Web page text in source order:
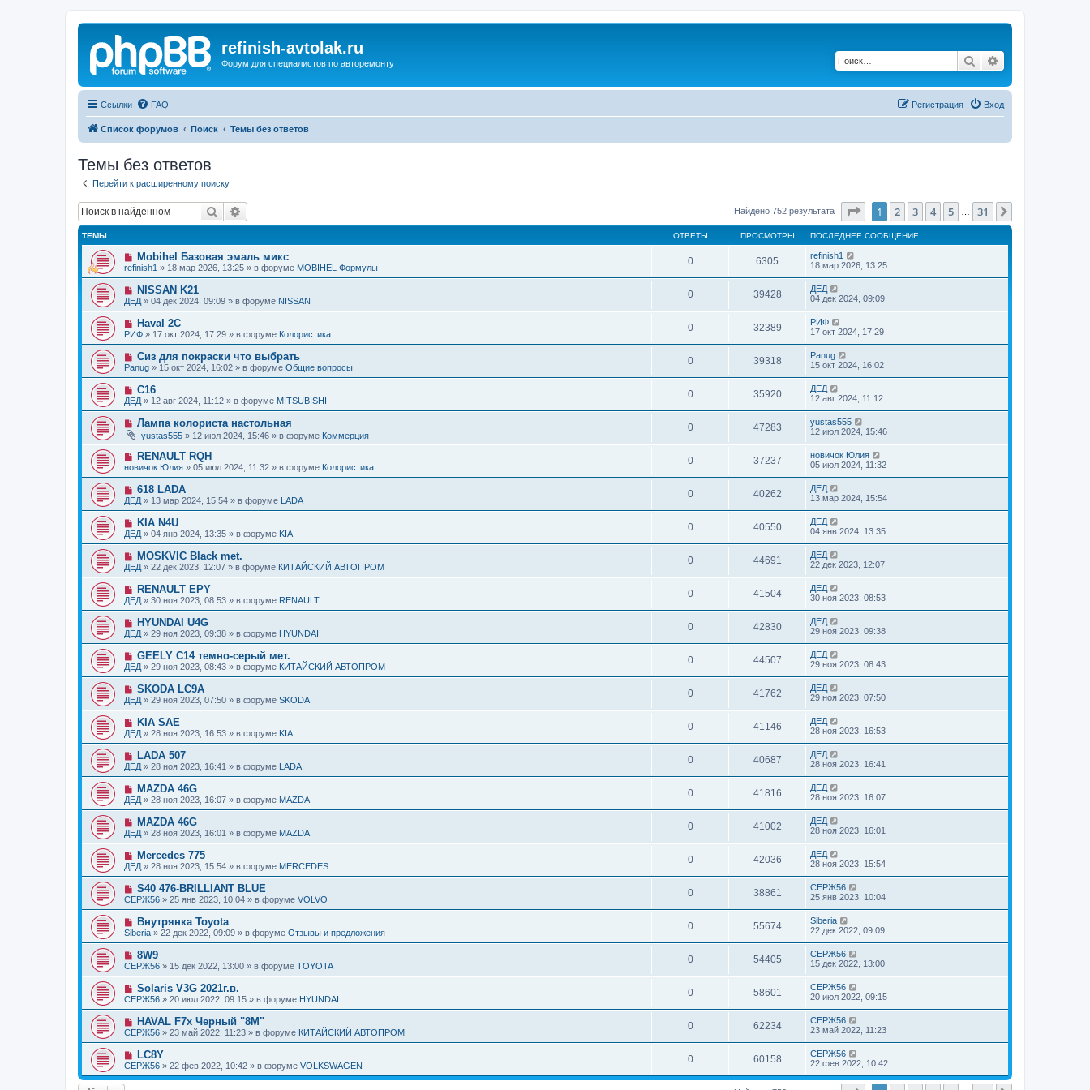
refinish-avtolak.ru
Форум для специалистов по авторемонту Поиск
Ссылки FAQ Вход
Регистрация
Список форумов Поиск Темы без ответов
Темы без ответов
Перейти к расширенному поиску
Поиск Найдено 752 результата Страница1 из 31
1 2 3 4 5 31
ТЕМЫ ОТВЕТЫ ПРОСМОТРЫ ПОСЛЕДНЕЕ СООБЩЕНИЕ
Н
о
в
о
е
с
о
б
щ
е
н
и
е
Mobihel Базовая эмаль микс
refinish1 » 18 мар 2026, 13:25 » в форуме MOBIHEL Формулы
0 6305
refinish1
18 мар 2026, 13:25
Н
о
в
о
е
с
о
о
б
щ
е
н
и
е
NISSAN K21
ДЕД » 04 дек 2024, 09:09 » в форуме NISSAN
0 39428
ДЕД
04 дек 2024, 09:09
Н
о
в
е
с
о
о
б
щ
е
н
и
е
Haval 2C
РИФ » 17 окт 2024, 17:29 » в форуме Колористика
0 32389
РИФ
17 окт 2024, 17:29
Н
о
в
е
с
о
о
б
щ
е
н
и
е
Сиз для покраски что выбрать
Panug » 15 окт 2024, 16:02 » в форуме Общие вопросы
0 39318
Panug
15 окт 2024, 16:02
Н
о
в
е
с
о
б
щ
е
н
и
е
C16
ДЕД » 12 авг 2024, 11:12 » в форуме MITSUBISHI
0 35920
ДЕД
12 авг 2024, 11:12
Н
в
о
е
с
о
о
б
щ
е
н
и
е
Лампа колориста настольная
yustas555 » 12 июл 2024, 15:46 » в форуме Коммерция
0 47283
yustas555
12 июл 2024, 15:46
Н
о
в
е
с
о
б
щ
е
н
и
е
RENAULT RQH
новичок Юлия » 05 июл 2024, 11:32 » в форуме Колористика
0 37237
новичок Юлия
05 июл 2024, 11:32
Н
о
в
о
е
с
о
б
щ
е
н
и
е
618 LADA
ДЕД » 13 мар 2024, 15:54 » в форуме LADA
0 40262
ДЕД
13 мар 2024, 15:54
Н
о
в
о
е
с
о
б
щ
е
н
и
е
KIA N4U
ДЕД » 04 янв 2024, 13:35 » в форуме KIA
0 40550
ДЕД
04 янв 2024, 13:35
Н
о
в
о
е
с
о
б
щ
е
н
и
е
MOSKVIC Black met.
ДЕД » 22 дек 2023, 12:07 » в форуме КИТАЙСКИЙ АВТОПРОМ
0 44691
ДЕД
22 дек 2023, 12:07
Н
о
в
о
е
с
о
о
б
щ
е
н
и
е
RENAULT EPY
ДЕД » 30 ноя 2023, 08:53 » в форуме RENAULT
0 41504
ДЕД
30 ноя 2023, 08:53
Н
о
в
е
с
о
о
б
щ
е
н
и
е
HYUNDAI U4G
ДЕД » 29 ноя 2023, 09:38 » в форуме HYUNDAI
0 42830
ДЕД
29 ноя 2023, 09:38
Н
о
в
о
е
с
о
б
щ
е
н
и
е
GEELY C14 темно-серый мет.
ДЕД » 29 ноя 2023, 08:43 » в форуме КИТАЙСКИЙ АВТОПРОМ
0 44507
ДЕД
29 ноя 2023, 08:43
Н
о
в
о
е
с
о
б
щ
е
н
и
е
SKODA LC9A
ДЕД » 29 ноя 2023, 07:50 » в форуме SKODA
0 41762
ДЕД
29 ноя 2023, 07:50
Н
о
в
о
е
с
о
б
щ
е
н
и
е
KIA SAE
ДЕД » 28 ноя 2023, 16:53 » в форуме KIA
0 41146
ДЕД
28 ноя 2023, 16:53
Н
о
в
о
е
с
о
б
щ
е
н
и
е
LADA 507
ДЕД » 28 ноя 2023, 16:41 » в форуме LADA
0 40687
ДЕД
28 ноя 2023, 16:41
Н
о
в
о
е
с
о
б
щ
е
н
и
е
MAZDA 46G
ДЕД » 28 ноя 2023, 16:07 » в форуме MAZDA
0 41816
ДЕД
28 ноя 2023, 16:07
Н
о
в
о
е
с
о
о
б
щ
е
н
и
е
MAZDA 46G
ДЕД » 28 ноя 2023, 16:01 » в форуме MAZDA
0 41002
ДЕД
28 ноя 2023, 16:01
Н
о
в
о
е
с
о
б
щ
е
н
и
е
Mercedes 775
ДЕД » 28 ноя 2023, 15:54 » в форуме MERCEDES
0 42036
ДЕД
28 ноя 2023, 15:54
Н
о
в
о
е
с
о
о
б
щ
е
н
и
е
S40 476-BRILLIANT BLUE
СЕРЖ56 » 25 янв 2023, 10:04 » в форуме VOLVO
0 38861
СЕРЖ56
25 янв 2023, 10:04
Н
о
в
о
е
с
о
о
б
щ
е
н
и
е
Внутрянка Toyota
Siberia » 22 дек 2022, 09:09 » в форуме Отзывы и предложения
0 55674
Siberia
22 дек 2022, 09:09
Н
о
в
о
е
с
о
б
щ
е
н
и
е
8W9
СЕРЖ56 » 15 дек 2022, 13:00 » в форуме TOYOTA
0 54405
СЕРЖ56
15 дек 2022, 13:00
Н
о
в
о
е
с
о
б
щ
е
Solaris V3G 2021г.в.
СЕРЖ56 » 20 июл 2022, 09:15 » в форуме HYUNDAI
0 58601
СЕРЖ56
20 июл 2022, 09:15
Н
о
в
о
е
с
о
HAVAL F7x Черный "8M"
СЕРЖ56 » 23 май 2022, 11:23 » в форуме КИТАЙСКИЙ АВТОПРОМ
0 62234
СЕРЖ56
23 май 2022, 11:23
Н
о
в
о
LC8Y
СЕРЖ56 » 22 фев 2022, 10:42 » в форуме VOLKSWAGEN
0 60158
СЕРЖ56
22 фев 2022, 10:42